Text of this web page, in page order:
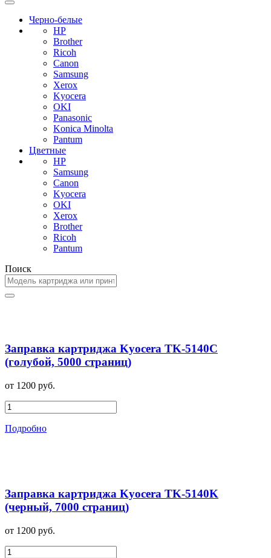
Черно-белые
HP
Brother
Ricoh
Canon
Samsung
Xerox
Kyocera
OKI
Panasonic
Konica Minolta
Pantum
Цветные
HP
Samsung
Canon
Kyocera
OKI
Xerox
Brother
Ricoh
Pantum
Поиск
Заправка картриджа Kyocera TK-5140C
(голубой, 5000 страниц)
от 1200 руб.
Подробно
Заправка картриджа Kyocera TK-5140K
(черный, 7000 страниц)
от 1200 руб.